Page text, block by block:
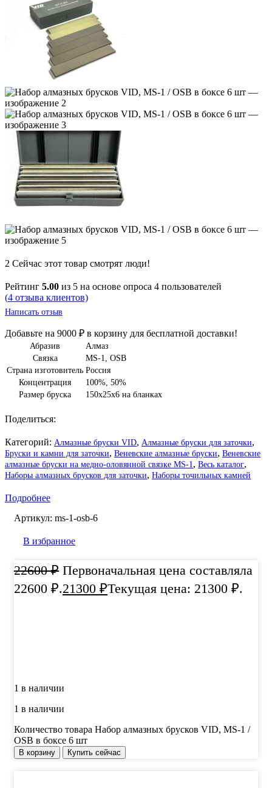
2 Сейчас этот товар смотрят люди!
Рейтинг 5.00 из 5 на основе опроса 4 пользователей
(4 отзыва клиентов)
Написать отзыв
Добавьте на 9000 ₽ в корзину для бесплатной доставки!
Абразив
Алмаз
Связка
MS-1
OSB
Страна изготовитель Россия
Концентрация
100% 50%
Размер бруска
150х25х6 на бланках
Поделиться:
Категорий: Алмазные бруски VID, Алмазные бруски для заточки,
Бруски и камни для заточки, Веневские алмазные бруски, Веневские
алмазные бруски на медно-оловянной связке MS-1 , Весь каталог,
Наборы алмазных брусков для заточки, Наборы точильных камней
Подробнее
Артикул: ms-1-osb-6
В избранное
22600₽ Первоначальная цена составляла
22600 ₽.21300 ₽Текущая цена: 21300 ₽.
1 в наличии
1 в наличии
Количество товара Набор алмазных брусков VID, MS-1 /
OSB в боксе 6 шт
В корзину Купить сейчас